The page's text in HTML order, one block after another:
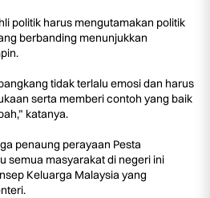
politik harus mengutamakan politik
berbanding menunjukkan
tidak terlalu emosi dan harus
serta memberi contoh yang baik
katanya.
penaung perayaan Pesta
semua masyarakat di negeri ini
Keluarga Malaysia yang